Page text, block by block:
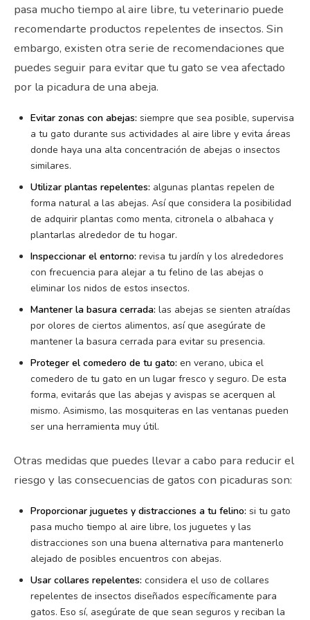
pasa mucho tiempo al aire libre, tu veterinario puede
recomendarte productos repelentes de insectos. Sin
embargo, existen otra serie de recomendaciones que
puedes seguir para evitar que tu gato se vea afectado
por la picadura de una abeja.
Evitar zonas con abejas: siempre que sea posible, supervisa
a tu gato durante sus actividades al aire libre y evita áreas
donde haya una alta concentración de abejas o insectos
similares.
Utilizar plantas repelentes: algunas plantas repelen de
forma natural a las abejas. Así que considera la posibilidad
de adquirir plantas como menta, citronela o albahaca y
plantarlas alrededor de tu hogar.
Inspeccionar el entorno: revisa tu jardín y los alrededores
con frecuencia para alejar a tu felino de las abejas o
eliminar los nidos de estos insectos.
Mantener la basura cerrada: las abejas se sienten atraídas
por olores de ciertos alimentos, así que asegúrate de
mantener la basura cerrada para evitar su presencia.
Proteger el comedero de tu gato: en verano, ubica el
comedero de tu gato en un lugar fresco y seguro. De esta
forma, evitarás que las abejas y avispas se acerquen al
mismo. Asimismo, las mosquiteras en las ventanas pueden
ser una herramienta muy útil.
Otras medidas que puedes llevar a cabo para reducir el
riesgo y las consecuencias de gatos con picaduras son:
Proporcionar juguetes y distracciones a tu felino: si tu gato
pasa mucho tiempo al aire libre, los juguetes y las
distracciones son una buena alternativa para mantenerlo
alejado de posibles encuentros con abejas.
Usar collares repelentes: considera el uso de collares
repelentes de insectos diseñados específicamente para
gatos. Eso sí, asegúrate de que sean seguros y reciban la